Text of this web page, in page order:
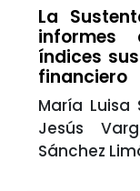
La
informes
índices
financiero
María Luisa
Jesús
Sánchez